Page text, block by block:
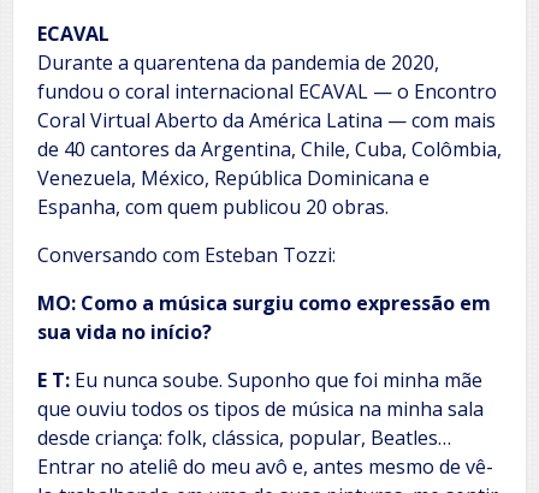
ECAVAL
Durante a quarentena da pandemia de 2020,
fundou o coral internacional ECAVAL — o Encontro
Coral Virtual Aberto da América Latina — com mais
de 40 cantores da Argentina, Chile, Cuba, Colômbia,
Venezuela, México, República Dominicana e
Espanha, com quem publicou 20 obras.
Conversando com Esteban Tozzi:
MO: Como a música surgiu como expressão em
sua vida no início?
E T: Eu nunca soube. Suponho que foi minha mãe
que ouviu todos os tipos de música na minha sala
desde criança: folk, clássica, popular, Beatles…
Entrar no ateliê do meu avô e, antes mesmo de vê-